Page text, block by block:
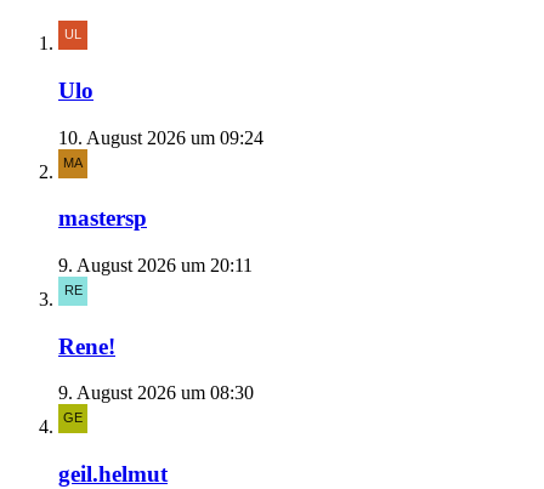
Ulo
10. August 2026 um 09:24
mastersp
9. August 2026 um 20:11
Rene!
9. August 2026 um 08:30
geil.helmut